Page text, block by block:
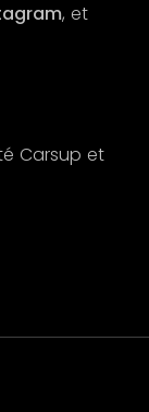
, et
Carsup et